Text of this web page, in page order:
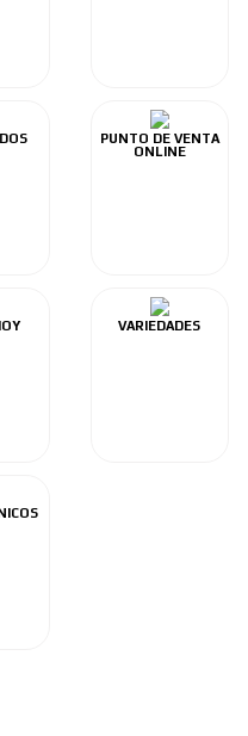
PUNTO DE VENTA
ONLINE
VARIEDADES